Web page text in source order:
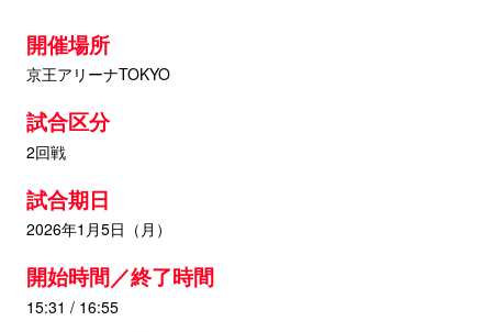
開催場所
京王アリーナTOKYO
試合区分
2回戦
試合期日
2026年1月5日（月）
開始時間／終了時間
15:31 / 16:55